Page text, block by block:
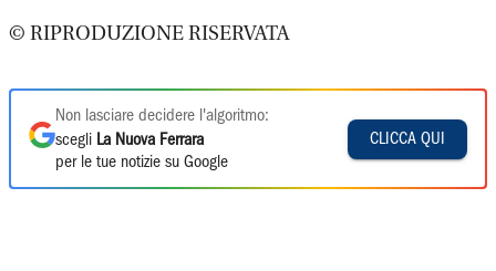
© RIPRODUZIONE RISERVATA
Non lasciare decidere l'algoritmo:
scegli La Nuova Ferrara
per le tue notizie su Google
CLICCA QUI